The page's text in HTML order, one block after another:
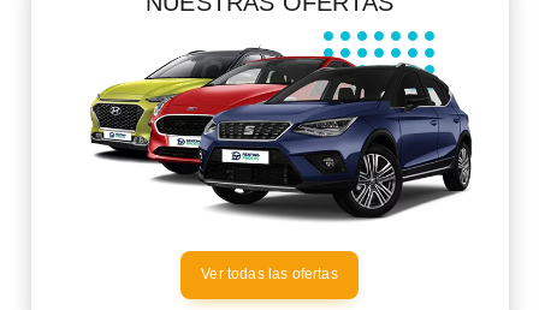
Ver todas las ofertas